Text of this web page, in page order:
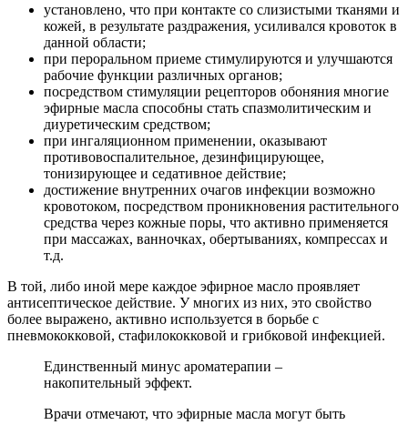
установлено, что при контакте со слизистыми тканями и
кожей, в результате раздражения, усиливался кровоток в
данной области;
при пероральном приеме стимулируются и улучшаются
рабочие функции различных органов;
посредством стимуляции рецепторов обоняния многие
эфирные масла способны стать спазмолитическим и
диуретическим средством;
при ингаляционном применении, оказывают
противовоспалительное, дезинфицирующее,
тонизирующее и седативное действие;
достижение внутренних очагов инфекции возможно
кровотоком, посредством проникновения растительного
средства через кожные поры, что активно применяется
при массажах, ванночках, обертываниях, компрессах и
т.д.
В той, либо иной мере каждое эфирное масло проявляет
антисептическое действие. У многих из них, это свойство
более выражено, активно используется в борьбе с
пневмококковой, стафилококковой и грибковой инфекцией.
Единственный минус ароматерапии –
накопительный эффект.
Врачи отмечают, что эфирные масла могут быть